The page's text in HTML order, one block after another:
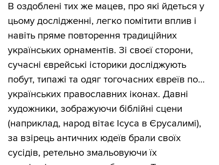
В оздоблені тих же мацев, про які йдеться у
цьому дослідженні, легко помітити вплив і
навіть пряме повторення традиційних
українських орнаментів. Зі своєї сторони,
сучасні єврейські історики досліджують
побут, типажі та одяг тогочасних євреїв по…
українських православних іконах. Давні
художники, зображуючи біблійні сцени
(наприклад, народ вітає Ісуса в Єрусалимі),
за взірець античних юдеїв брали своїх
сусідів, ретельно змальовуючи їх